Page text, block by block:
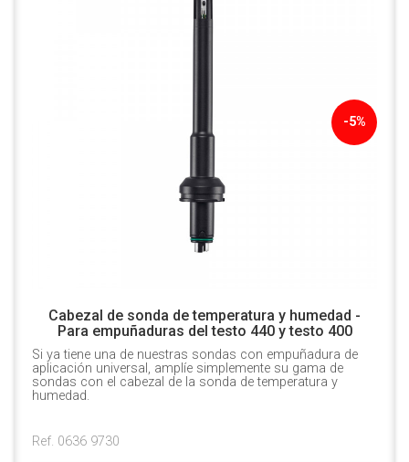
-5%
Cabezal de sonda de temperatura y humedad -
Para empuñaduras del testo 440 y testo 400
Si ya tiene una de nuestras sondas con empuñadura de
aplicación universal, amplíe simplemente su gama de
sondas con el cabezal de la sonda de temperatura y
humedad.
Ref. 0636 9730